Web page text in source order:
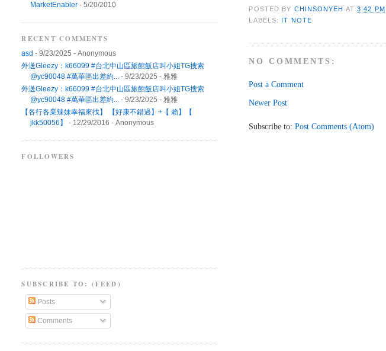
POSTED BY CHINSONYEH AT3:42 PM
LABELS: IT NOTE
NO COMMENTS:
Post a Comment
Newer Post
Subscribe to:Post Comments (Atom)
MarketEnabler - 5/20/2010
RECENT COMMENTS
asd - 9/23/2025 - Anonymous
外送Gleezy：k66099 #台北中山區旅館飯店叫小姐TG搜索
@yc90048 #萬華區出差約... - 9/23/2025 - 雅雅
外送Gleezy：k66099 #台北中山區旅館飯店叫小姐TG搜索
@yc90048 #萬華區出差約... - 9/23/2025 - 雅雅
【各行各業辣妹幸福來找】 【好康不錯過】+【 賴】【
jkk50056】
- 12/29/2016 - Anonymous
FOLLOWERS
SUBSCRIBE TO: (FEED)
Posts
Comments